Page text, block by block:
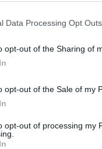
Data Processing Opt Outs
opt-out of the Sharing of
opt-out of the Sale of my
opt-out of processing my
ant kurio
vidutinio
sunaikinimo